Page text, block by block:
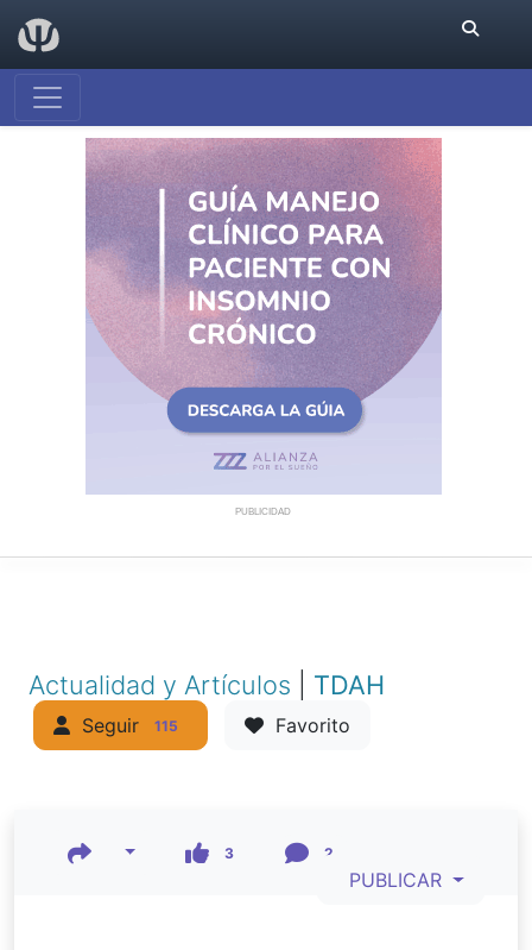
PUBLICIDAD
Actualidad y Artículos TDAH
Seguir 115 Favorito
3 2
PUBLICAR